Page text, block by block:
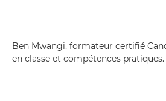
Ben Mwangi, formateur certifié
en classe et compétences pratiques.